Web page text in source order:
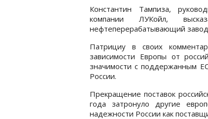
Константин Тампиза,
компании ЛУКойл,
нефтеперерабатывающий
Патрициу в своих
зависимости Европы от
значимости с поддержанным
России.
Прекращение поставок
года затронуло другие
надежности России как